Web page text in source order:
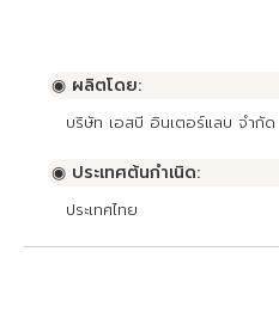
◉ ผลิตโดย:
บริษัท เอสบี อินเตอร์แลบ จำกัด
◉ ประเทศต้นกำเนิด:
ประเทศไทย